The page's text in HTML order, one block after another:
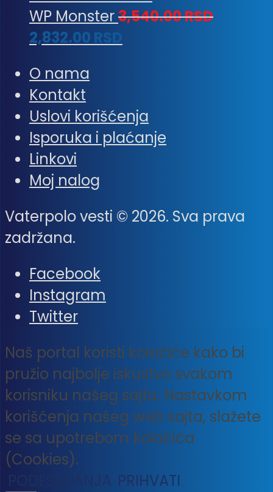
WP Monster3,540.00RSD
2,832.00 RSD
O nama
Kontakt
Uslovi korišćenja
Isporuka i plaćanje
Linkovi
Moj nalog
Vaterpolo vesti © 2026. Sva prava
zadržana.
Facebook
Instagram
Twitter
Naš portal koristi kolačiće kako bi
pružio najbolje iskustvo svakom
korisniku našeg sajta. Nastavkom
korišćenja našeg web sajta, slažete
se sa upotrebom kolačića
(Cookies).
PODEŠAVANJA PRIHVATI